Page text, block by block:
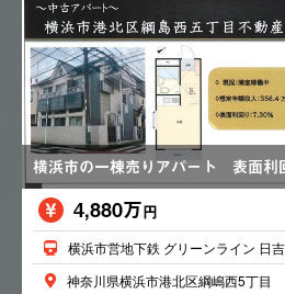
4,880万円
横浜市営地下鉄 グリーンライン 日
神奈川県横浜市港北区綱嶋西5丁目